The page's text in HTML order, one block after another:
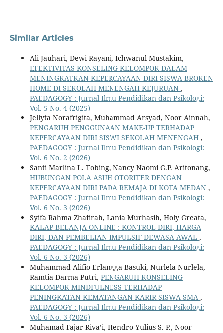
Similar Articles
Ali Jauhari, Dewi Rayani, Ichwanul Mustakim,
EFEKTIVITAS KONSELING KELOMPOK DALAM
MENINGKATKAN KEPERCAYAAN DIRI SISWA BROKEN
HOME DI SEKOLAH MENENGAH KEJURUAN ,
PAEDAGOGY : Jurnal Ilmu Pendidikan dan Psikologi:
Vol. 5 No. 4 (2025)
Jellyta Norafrigita, Muhammad Arsyad, Noor Ainnah,
PENGARUH PENGGUNAAN MAKE-UP TERHADAP
KEPERCAYAAN DIRI SISWI SEKOLAH MENENGAH ,
PAEDAGOGY : Jurnal Ilmu Pendidikan dan Psikologi:
Vol. 6 No. 2 (2026)
Santi Marlina L. Tobing, Nancy Naomi G.P. Aritonang,
HUBUNGAN POLA ASUH OTORITER DENGAN
KEPERCAYAAN DIRI PADA REMAJA DI KOTA MEDAN ,
PAEDAGOGY : Jurnal Ilmu Pendidikan dan Psikologi:
Vol. 6 No. 3 (2026)
Syifa Rahma Zhafirah, Lania Murhasih, Holy Greata,
KALAP BELANJA ONLINE : KONTROL DIRI, HARGA
DIRI, DAN PEMBELIAN IMPULSIF DEWASA AWAL ,
PAEDAGOGY : Jurnal Ilmu Pendidikan dan Psikologi:
Vol. 6 No. 3 (2026)
Muhammad Alifio Erlangga Basuki, Nurlela Nurlela,
Ramtia Darma Putri, PENGARUH KONSELING
KELOMPOK MINDFULNESS TERHADAP
PENINGKATAN KEMATANGAN KARIR SISWA SMA ,
PAEDAGOGY : Jurnal Ilmu Pendidikan dan Psikologi:
Vol. 6 No. 3 (2026)
Muhamad Fajar Riva’i, Hendro Yulius S. P., Noor